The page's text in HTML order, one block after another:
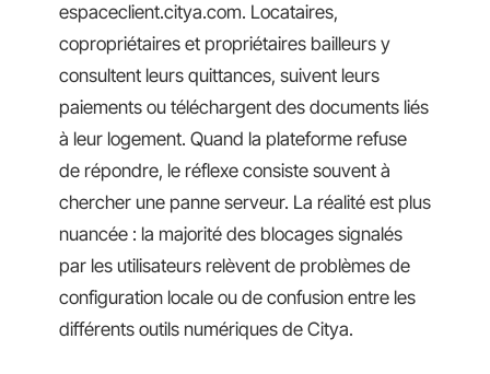
espaceclient.citya.com. Locataires,
copropriétaires et propriétaires bailleurs y
consultent leurs quittances, suivent leurs
paiements ou téléchargent des documents liés
à leur logement. Quand la plateforme refuse
de répondre, le réflexe consiste souvent à
chercher une panne serveur. La réalité est plus
nuancée : la majorité des blocages signalés
par les utilisateurs relèvent de problèmes de
configuration locale ou de confusion entre les
différents outils numériques de Citya.